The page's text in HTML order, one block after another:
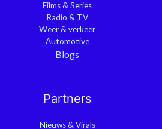
Films & Series
Radio & TV
Weer & verkeer
Automotive
Blogs
Partners
Nieuws & Virals